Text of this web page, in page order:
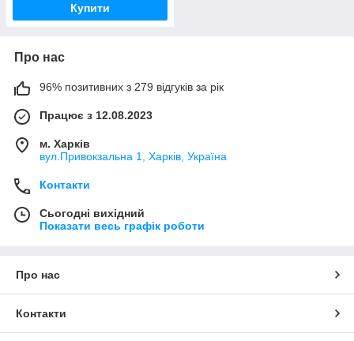
Купити
Про нас
96% позитивних з 279 відгуків за рік
Працює з 12.08.2023
м. Харків
вул.Привокзальна 1, Харків, Україна
Контакти
Сьогодні вихідний
Показати весь графік роботи
Про нас
Контакти